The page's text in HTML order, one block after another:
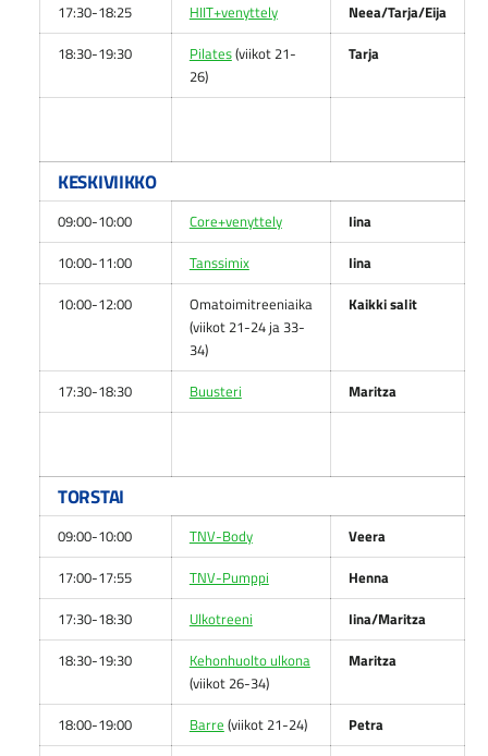
17:30-18:25 HIIT+venyttely
Neea/Tarja/Eija
18:30-19:30
Pilates(viikot 21-
26)
Tarja
KESKIVIIKKO
09:00-10:00 Core+venyttely
Iina
10:00-11:00
Tanssimix
Iina
10:00-12:00
Omatoimitreeniaika
(viikot 21-24 ja 33-
34)
Kaikki salit
17:30-18:30 Buusteri Maritza
TORSTAI
09:00-10:00 TNV-Body
Veera
17:00-17:55
TNV-Pumppi
Henna
17:30-18:30
Ulkotreeni
Iina/Maritza
18:30-19:30
Kehonhuolto ulkona
(viikot 26-34)
Maritza
18:00-19:00 Barre (viikot 21-24)
Petra